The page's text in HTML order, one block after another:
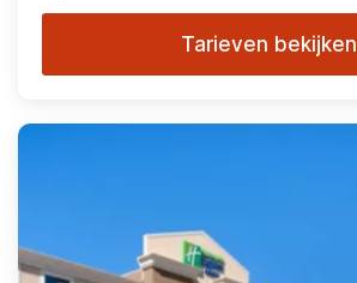
Tarieven bekijken